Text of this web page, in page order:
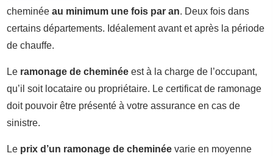
cheminée au minimum une fois par an. Deux fois dans
certains départements. Idéalement avant et après la période
de chauffe.
Le ramonage de cheminée est à la charge de l’occupant,
qu’il soit locataire ou propriétaire. Le certificat de ramonage
doit pouvoir être présenté à votre assurance en cas de
sinistre.
Le prix d’un ramonage de cheminée varie en moyenne